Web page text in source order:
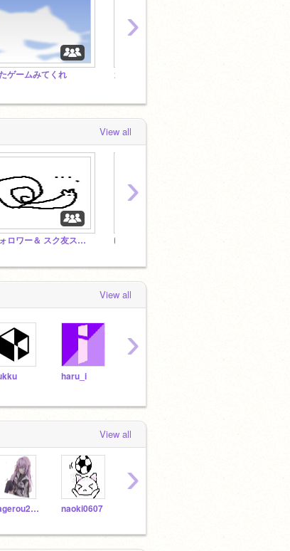
ゲームみてくれ カラダ探しスタジオ 【公式】
›
View all
ユリのフォロワー＆ スク友スタジオなんでもスタジオ
›
View all
haru_i
›
View all
kagerou20230831 naoki0607
›